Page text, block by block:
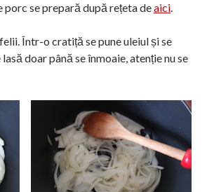
porc se prepară după rețeta deaici.
Într-o cratiță se pune uleiul și se
doar până se înmoaie, atenție nu se